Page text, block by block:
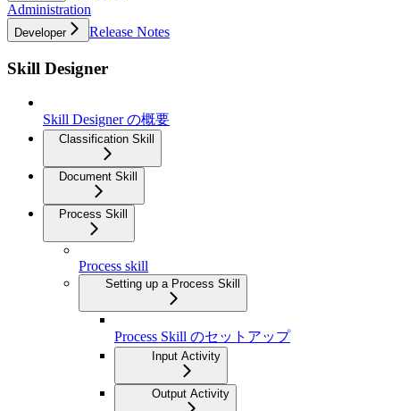
Administration
Developer Release Notes
Skill Designer
Skill Designer の概要
Classification Skill
Document Skill
Process Skill
Process skill
Setting up a Process Skill
Process Skill のセットアップ
Input Activity
Output Activity